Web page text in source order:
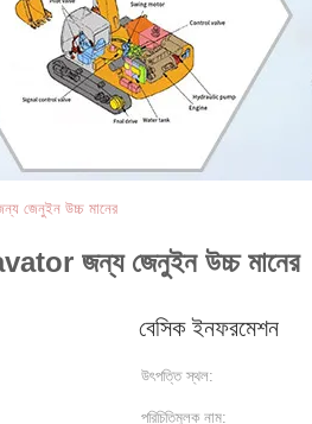
জেনুইন উচ্চ মানের
জন্য জেনুইন উচ্চ মানের
বেসিক ইনফরমেশন
উৎপত্তি স্থল:
পরিচিতিমুলক নাম: